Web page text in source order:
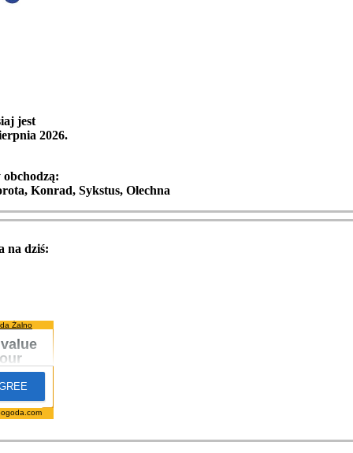
jest
2026.
Konrad, Sykstus, Olechna
na dziś:
Żalno